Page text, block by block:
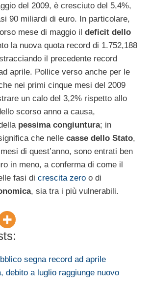
del 2009, è cresciuto del 5,4%,
90 miliardi di euro. In particolare,
mese di maggio il deficit dello
la nuova quota record di 1.752,188
il precedente record
aprile. Pollice verso anche per le
nei primi cinque mesi del 2009
un calo del 3,2% rispetto allo
scorso anno a causa,
pessima congiuntura; in
che nelle casse dello Stato,
di quest’anno, sono entrati ben
in meno, a conferma di come il
fasi di crescita zero o di
, sia tra i più vulnerabili.
segna record ad aprile
debito a luglio raggiunge nuovo